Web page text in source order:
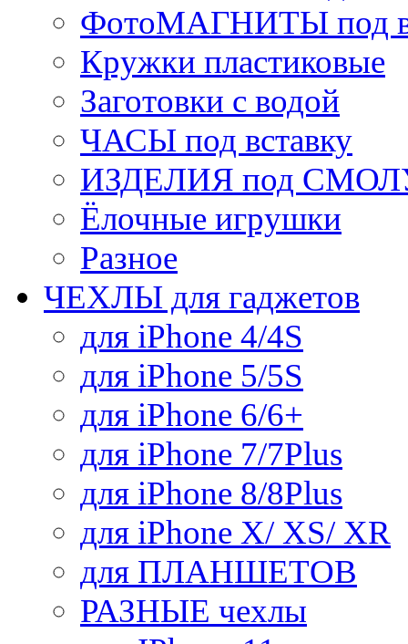
ФотоМАГНИТЫ под
Кружки пластиковые
Заготовки с водой
ЧАСЫ под вставку
ИЗДЕЛИЯ под
Ёлочные игрушки
Разное
ЧЕХЛЫ для гаджетов
для iPhone 4/4S
для iPhone 5/5S
для iPhone 6/6+
для iPhone 7/7Plus
для iPhone 8/8Plus
для iPhone X/ XS/ XR
для ПЛАНШЕТОВ
РАЗНЫЕ чехлы